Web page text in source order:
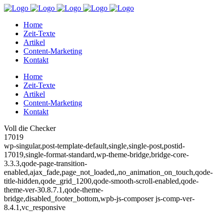
Home
Zeit-Texte
Artikel
Content-Marketing
Kontakt
Home
Zeit-Texte
Artikel
Content-Marketing
Kontakt
Voll die Checker
17019
wp-singular,post-template-default,single,single-post,postid-
17019,single-format-standard,wp-theme-bridge,bridge-core-
3.3.3,qode-page-transition-
enabled,ajax_fade,page_not_loaded,,no_animation_on_touch,qode-
title-hidden,qode_grid_1200,qode-smooth-scroll-enabled,qode-
theme-ver-30.8.7.1,qode-theme-
bridge,disabled_footer_bottom,wpb-js-composer js-comp-ver-
8.4.1,vc_responsive